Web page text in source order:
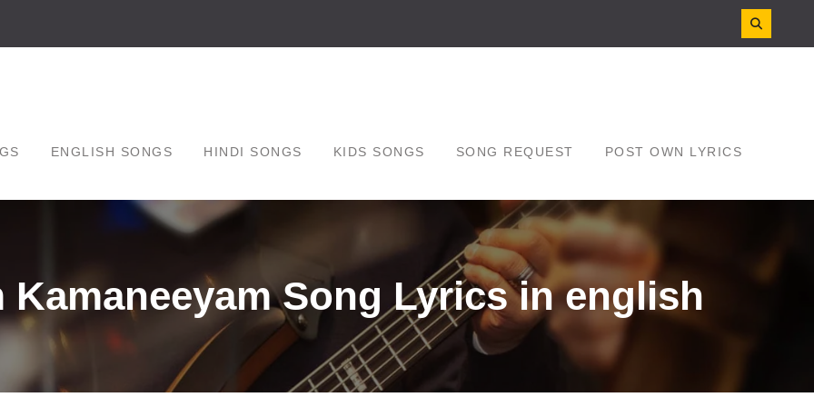
ENGLISH SONGS HINDI SONGS KIDS SONGS SONG REQUEST POST OWN LYRICS
Kamaneeyam Song Lyrics in english